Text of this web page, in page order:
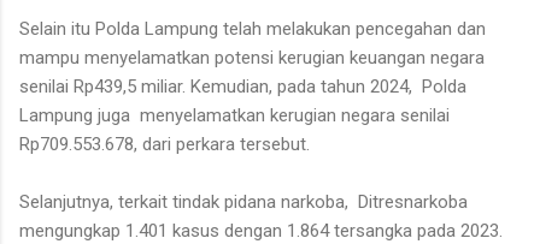
Selain itu Polda Lampung telah melakukan pencegahan dan
mampu menyelamatkan potensi kerugian keuangan negara
senilai Rp439,5 miliar. Kemudian, pada tahun 2024, Polda
Lampung juga menyelamatkan kerugian negara senilai
Rp709.553.678, dari perkara tersebut.
Selanjutnya, terkait tindak pidana narkoba, Ditresnarkoba
mengungkap 1.401 kasus dengan 1.864 tersangka pada 2023.